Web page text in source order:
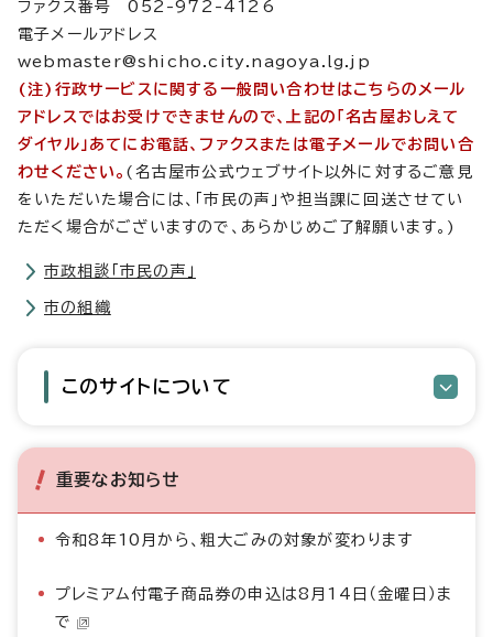
ファクス番号 052-972-4126
電子メールアドレス
webmaster@shicho.city.nagoya.lg.jp
(注)行政サービスに関する一般問い合わせはこちらのメール
アドレスではお受けできませんので、上記の「名古屋おしえて
ダイヤル」あてにお電話、ファクスまたは電子メールでお問い合
わせください。 (名古屋市公式ウェブサイト以外に対するご意見
をいただいた場合には、「市民の声」や担当課に回送させてい
ただく場合がございますので、あらかじめご了解願います。)
市政相談「市民の声」
市の組織
このサイトについて
重要なお知らせ
令和8年10月から、粗大ごみの対象が変わります
プレミアム付電子商品券の申込は8月14日（金曜日）ま
で